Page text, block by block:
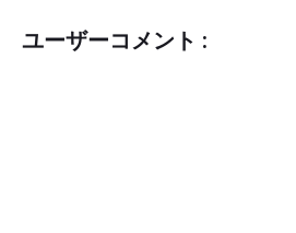
ユーザーコメント :